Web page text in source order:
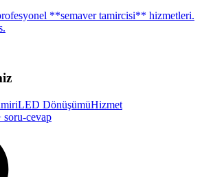
**semaver tamircisi** hizmetleri.
LED DönüşümüHizmet
soru-cevap